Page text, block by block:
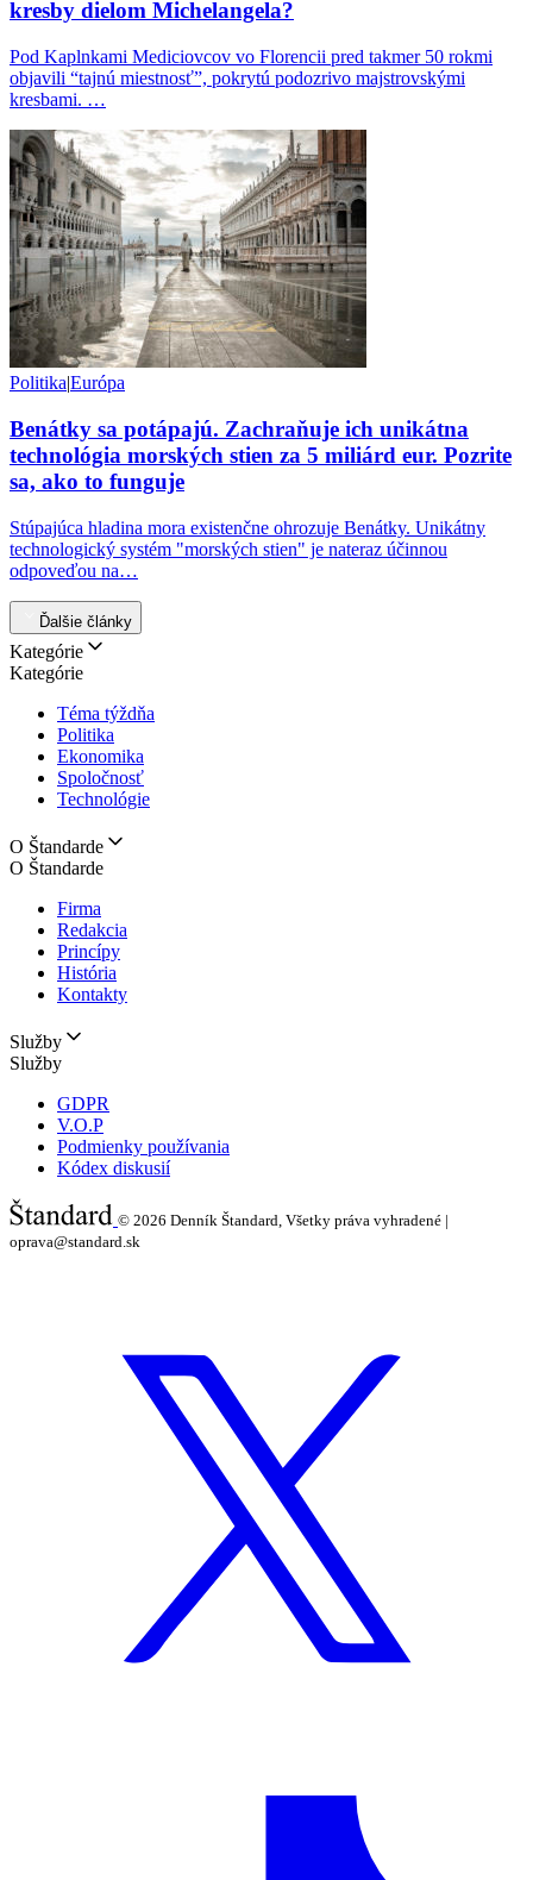
kresby dielom Michelangela?
Pod Kaplnkami Mediciovcov vo Florencii pred takmer 50 rokmi
objavili “tajnú miestnosť”, pokrytú podozrivo majstrovskými
kresbami. …
Politika|Európa
Benátky sa potápajú. Zachraňuje ich unikátna
technológia morských stien za 5 miliárd eur. Pozrite
sa, ako to funguje
Stúpajúca hladina mora existenčne ohrozuje Benátky. Unikátny
technologický systém "morských stien" je nateraz účinnou
odpoveďou na…
Ďalšie články
Kategórie
Kategórie
Téma týždňa
Politika
Ekonomika
Spoločnosť
Technológie
O Štandarde
O Štandarde
Firma
Redakcia
Princípy
História
Kontakty
Služby
Služby
GDPR
V.O.P
Podmienky používania
Kódex diskusií
© 2026 Denník Štandard, Všetky práva vyhradené |
oprava@standard.sk